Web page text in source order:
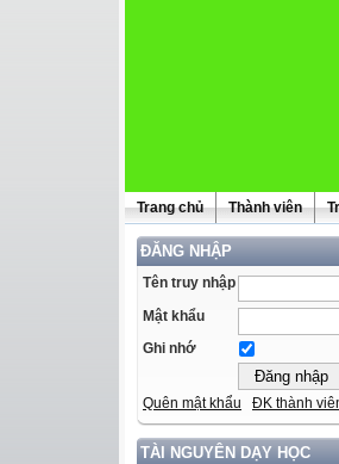
Trang chủ Thành viên
ĐĂNG NHẬP
Tên truy nhập
Mật khẩu
Ghi nhớ
Quên mật khẩu ĐK thành
TÀI NGUYÊN DẠY HỌC